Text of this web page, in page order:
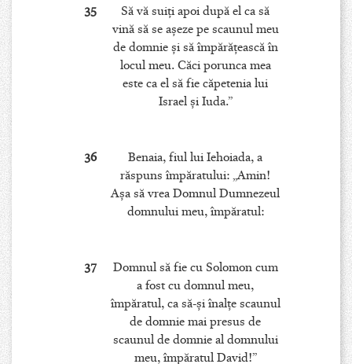
35
Să vă suiţi apoi după el ca să
vină să se aşeze pe scaunul meu
de domnie şi să împărăţească în
locul meu. Căci porunca mea
este ca el să fie căpetenia lui
Israel şi Iuda.”
36
Benaia, fiul lui Iehoiada, a
răspuns împăratului: „Amin!
Aşa să vrea Domnul Dumnezeul
domnului meu, împăratul:
37
Domnul să fie cu Solomon cum
a fost cu domnul meu,
împăratul, ca să-şi înalţe scaunul
de domnie mai presus de
scaunul de domnie al domnului
meu, împăratul David!”